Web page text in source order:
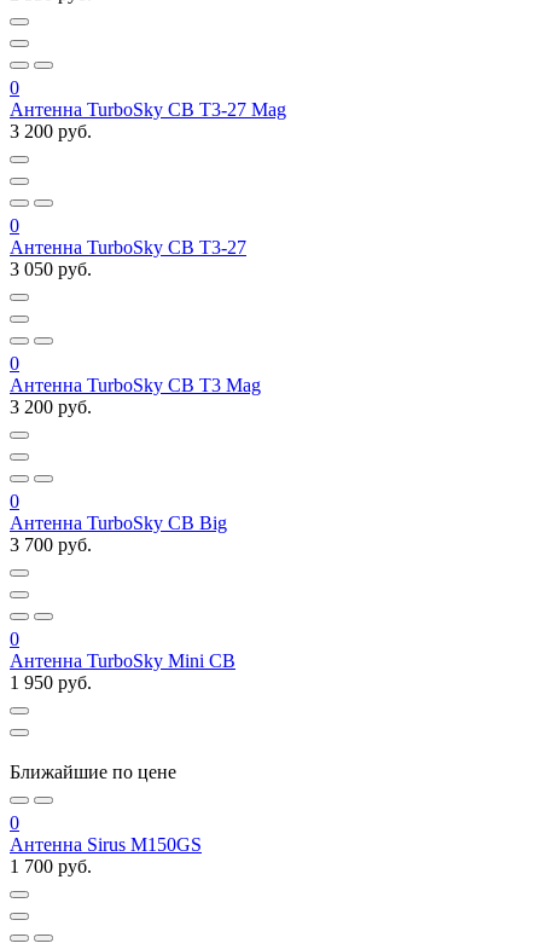
0
Антенна TurboSky CB T3-27 Mag
3 200 руб.
0
Антенна TurboSky CB T3-27
3 050 руб.
0
Антенна TurboSky CB T3 Mag
3 200 руб.
0
Антенна TurboSky CB Big
3 700 руб.
0
Антенна TurboSky Mini CB
1 950 руб.
Ближайшие по цене
0
Антенна Sirus M150GS
1 700 руб.